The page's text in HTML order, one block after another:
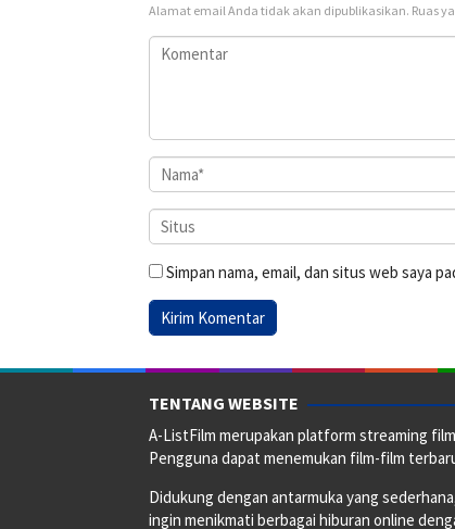
Alamat email Anda tidak akan dipublikasikan. Ruas
Simpan nama, email, dan situs web saya
TENTANG WEBSITE
A-ListFilm merupakan platform streaming
Pengguna dapat menemukan film-film
Didukung dengan antarmuka yang
ingin menikmati berbagai hiburan online